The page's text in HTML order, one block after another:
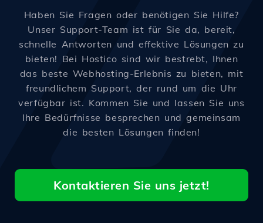
Haben Sie Fragen oder benötigen Sie Hilfe?
Unser Support-Team ist für Sie da, bereit,
schnelle Antworten und effektive Lösungen zu
bieten! Bei Hostico sind wir bestrebt, Ihnen
das beste Webhosting-Erlebnis zu bieten, mit
freundlichem Support, der rund um die Uhr
verfügbar ist. Kommen Sie und lassen Sie uns
Ihre Bedürfnisse besprechen und gemeinsam
die besten Lösungen finden!
Kontaktieren Sie uns jetzt!